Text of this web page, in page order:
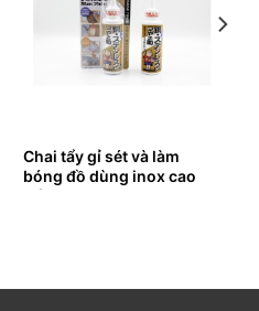
Chai tẩy gỉ sét và làm
bóng đồ dùng inox cao
cấp